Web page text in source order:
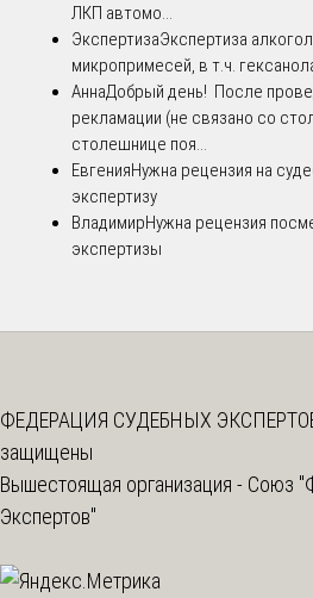
ЛКП автомо...
ЭкспертизаЭкспертиза
микропримесей, в т.ч.
АннаДобрый день! После
рекламации (не связано со
столешнице поя...
ЕвгенияНужна рецензия на
экспертизу
ВладимирНужна рецензия
экспертизы
ФЕДЕРАЦИЯ СУДЕБНЫХ
защищены
Вышестоящая организация - Союз
Экспертов"